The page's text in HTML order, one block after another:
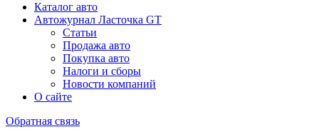
Каталог авто
Автожурнал Ласточка GT
Статьи
Продажа авто
Покупка авто
Налоги и сборы
Новости компаний
О сайте
Обратная связь